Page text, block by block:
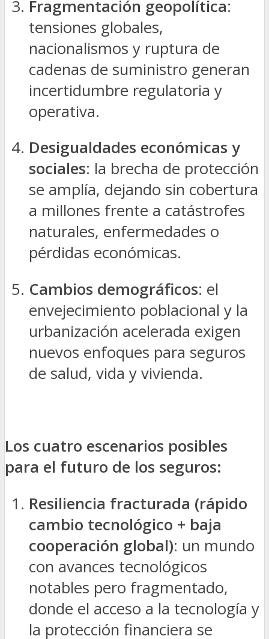
Fragmentación geopolítica:
tensiones globales,
nacionalismos y ruptura de
cadenas de suministro generan
incertidumbre regulatoria y
operativa.
Desigualdades económicas y
sociales: la brecha de protección
se amplía, dejando sin cobertura
a millones frente a catástrofes
naturales, enfermedades o
pérdidas económicas.
Cambios demográficos: el
envejecimiento poblacional y la
urbanización acelerada exigen
nuevos enfoques para seguros
de salud, vida y vivienda.
Los cuatro escenarios posibles
para el futuro de los seguros:
Resiliencia fracturada (rápido
cambio tecnológico + baja
cooperación global): un mundo
con avances tecnológicos
notables pero fragmentado,
donde el acceso a la tecnología y
la protección financiera se